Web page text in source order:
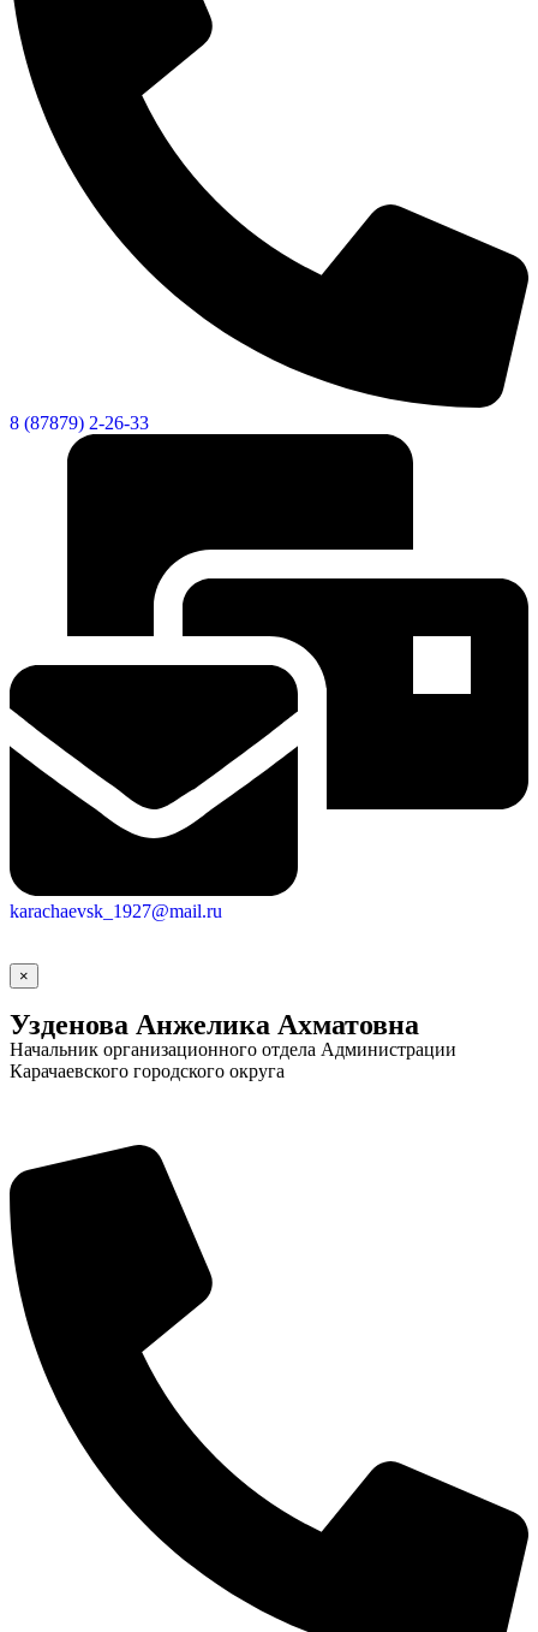
Городская Среда
8 (87879) 2-26-33
karachaevsk_1927@mail.ru
×
Узденова Анжелика Ахматовна
Начальник организационного отдела Администрации
Карачаевского городского округа